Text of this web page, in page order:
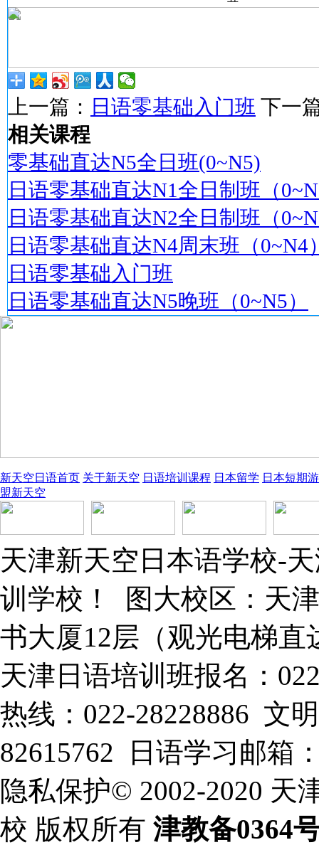
上一篇： 日语零基础入门班 下一
相关课程
零基础直达N5全日班(0~N5)
日语零基础直达N1全日制班（
日语零基础直达N2全日制班（
日语零基础直达N4周末班（0~N4
日语零基础入门班
日语零基础直达N5晚班（0~N5）
新天空日语首页 关于新天空 日语培训课程 日本留学 日本短期
盟新天空
天津新天空日本语学校-
训学校！ 图大校区：天
书大厦12层（观光电梯直
天津日语培训班报名：
热线：022-28228886 文
82615762 日语学习邮箱
隐私保护© 2002-2020 天
校 版权所有 津教备0364